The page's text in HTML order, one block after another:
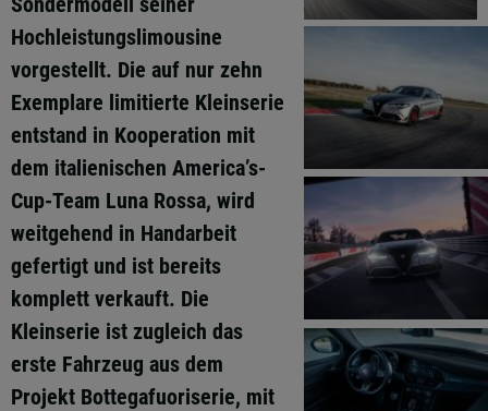
Hochleistungslimousine
vorgestellt. Die auf nur zehn
Exemplare limitierte Kleinserie
entstand in Kooperation mit
dem italienischen America’s-
Cup-Team Luna Rossa, wird
weitgehend in Handarbeit
gefertigt und ist bereits
komplett verkauft. Die
Kleinserie ist zugleich das
erste Fahrzeug aus dem
Projekt Bottegafuoriserie, mit